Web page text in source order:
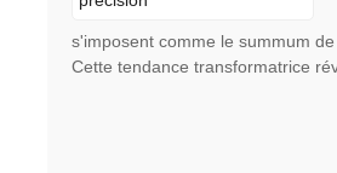
s'imposent comme le summum
Cette tendance transformatrice